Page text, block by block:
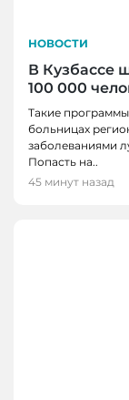
НОВОСТИ
В Кузбассе
100 000
Такие
больницах
заболеваниями
Попасть на..
45 минут назад